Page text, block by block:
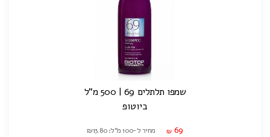
שמפו תלתלים 69 | 500 מ"ל
ביוטופ
₪ 69 מחיר ל-100 מ"ל: ₪13.80